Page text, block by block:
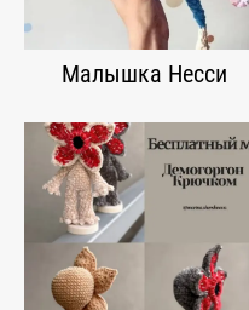
Малышка Несси